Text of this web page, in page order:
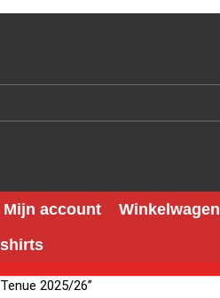
Mijn account Winkelwagen
2025/26”